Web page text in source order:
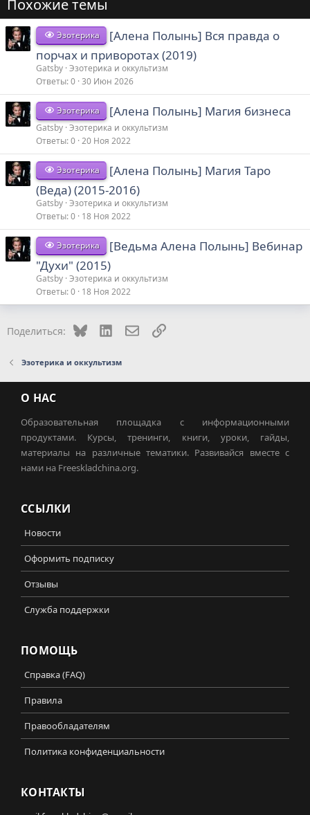
Похожие темы
Эзотерика
[Алена Полынь] Вся правда о
порчах и приворотах (2019)
Gatsby Эзотерика и оккультизм
Ответы 0 30 Июн 2026
Эзотерика [Алена Полынь] Магия бизнеса
Gatsby Эзотерика и оккультизм
Ответы 0 20 Ноя 2022
Эзотерика
[Алена Полынь] Магия Таро
(Веда) (2015-2016)
Gatsby Эзотерика и оккультизм
Ответы 0 18 Ноя 2022
Эзотерика
[Ведьма Алена Полынь] Вебинар
"Духи" (2015)
Gatsby Эзотерика и оккультизм
Ответы 0 18 Ноя 2022
Поделиться: Bluesky LinkedInЭлектронная почта
Ссылка
Эзотерика и оккультизм
О НАС
Образовательная площадка с информационными
продуктами. Курсы, тренинги, книги, уроки, гайды,
материалы на различные тематики. Развивайся вместе с
нами на Freeskladchina.org.
ССЫЛКИ
Новости
Оформить подписку
Отзывы
Служба поддержки
ПОМОЩЬ
Справка (FAQ)
Правила
Правообладателям
Политика конфиденциальности
КОНТАКТЫ